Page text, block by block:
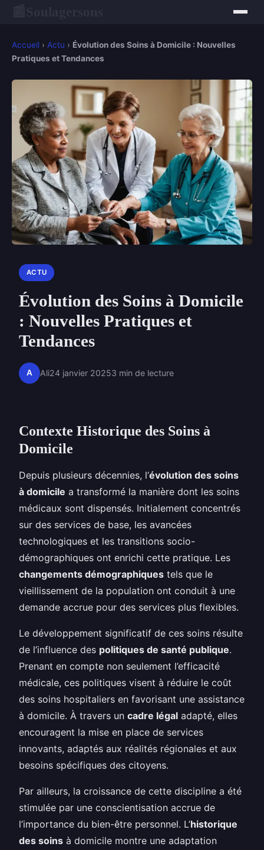
Accueil › Actu › Évolution des Soins à Domicile : Nouvelles
Pratiques et Tendances
ACTU
Évolution des Soins à Domicile
: Nouvelles Pratiques et
Tendances
A Ali24 janvier 20253 min de lecture
Contexte Historique des Soins à
Domicile
Depuis plusieurs décennies, l’évolution des soins
à domicile a transformé la manière dont les soins
médicaux sont dispensés. Initialement concentrés
sur des services de base, les avancées
technologiques et les transitions socio-
démographiques ont enrichi cette pratique. Les
changements démographiques tels que le
vieillissement de la population ont conduit à une
demande accrue pour des services plus flexibles.
Le développement significatif de ces soins résulte
de l’influence des politiques de santé publique.
Prenant en compte non seulement l’efficacité
médicale, ces politiques visent à réduire le coût
des soins hospitaliers en favorisant une assistance
à domicile. À travers un cadre légal adapté, elles
encouragent la mise en place de services
innovants, adaptés aux réalités régionales et aux
besoins spécifiques des citoyens.
Par ailleurs, la croissance de cette discipline a été
stimulée par une conscientisation accrue de
l’importance du bien-être personnel. L’historique
des soins à domicile montre une adaptation